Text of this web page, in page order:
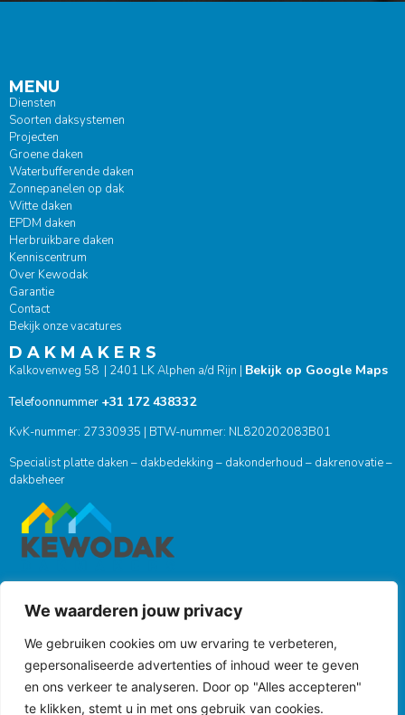
We waarderen jouw privacy
We gebruiken cookies om uw ervaring te verbeteren,
gepersonaliseerde advertenties of inhoud weer te geven
en ons verkeer te analyseren. Door op "Alles accepteren"
te klikken, stemt u in met ons gebruik van cookies.
MENU
Diensten
Soorten daksystemen
Projecten
Groene daken
Waterbufferende daken
Zonnepanelen op dak
Witte daken
EPDM daken
Herbruikbare daken
Kenniscentrum
Over Kewodak
Garantie
Contact
Bekijk onze vacatures
D A K M A K E R S
Kalkovenweg 58 | 2401 LK Alphen a/d Rijn | Bekijk op Google Maps
Telefoonnummer +31 172 438332
KvK-nummer: 27330935 | BTW-nummer: NL820202083B01
Specialist platte daken – dakbedekking – dakonderhoud – dakrenovatie –
dakbeheer
ONZE SOCIALS